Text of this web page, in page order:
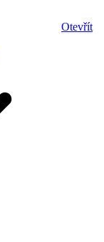
Otevřít